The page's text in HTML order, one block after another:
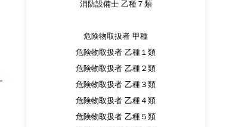
消防設備士 乙種７類
危険物取扱者 甲種
危険物取扱者 乙種１類
危険物取扱者 乙種２類
危険物取扱者 乙種３類
危険物取扱者 乙種４類
危険物取扱者 乙種５類